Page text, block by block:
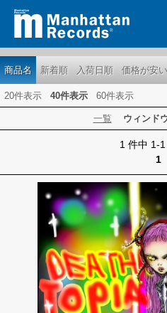
商品名 新着順 入荷日順 価格が安い
20件表示 40件表示 60件表示
一覧 ウィンド
1 件中 1-
1